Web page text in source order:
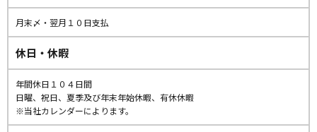
月末〆・翌月１０日支払
休日・休暇
年間休日１０４日間
日曜、祝日、夏季及び年末年始休暇、有休休暇
※当社カレンダーによります。